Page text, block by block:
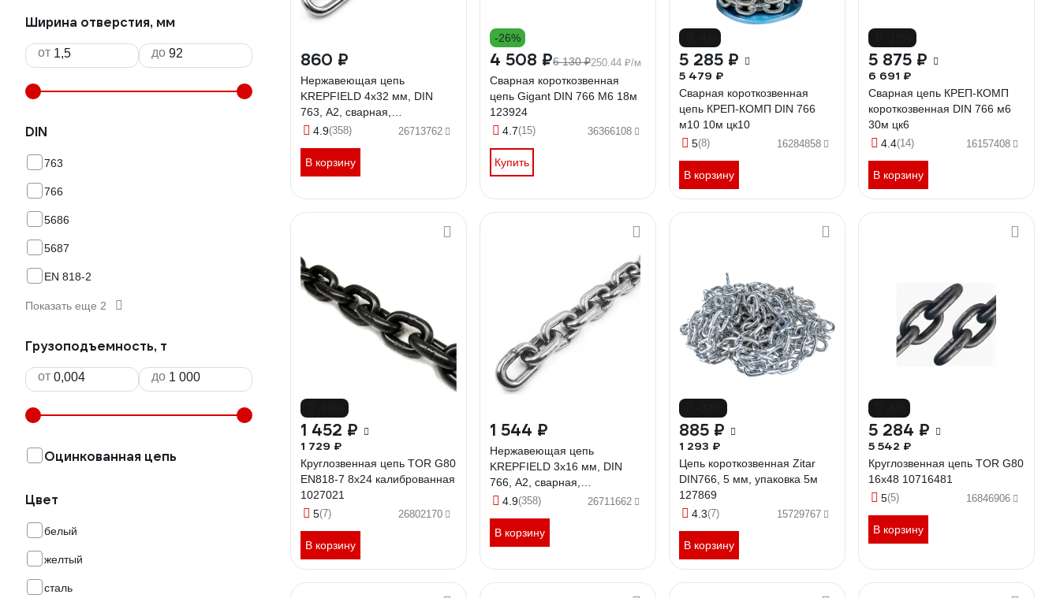
Ширина отверстия, мм
от до
DIN
763
766
5686
5687
EN 818-2
Показать еще 2
Грузоподъемность, т
от до
Оцинкованная цепь
Цвет
белый
желтый
сталь
860 ₽
Нержавеющая цепь
KREPFIELD 4x32 мм, DIN
763, А2, сварная,
длиннозвенная, 1 м
4.9(358) 26713762
В корзину
-26%
4 508 ₽6 130 ₽250.44 ₽/м
Сварная короткозвенная
цепь Gigant DIN 766 M6 18м
123924
4.7(15) 36366108
Купить
5 285 ₽
5 479 ₽
Сварная короткозвенная
цепь КРЕП-КОМП DIN 766
м10 10м цк10
5(8) 16284858
В корзину
5 875 ₽
6 691 ₽
Сварная цепь КРЕП-КОМП
короткозвенная DIN 766 м6
30м цк6
4.4(14) 16157408
В корзину
1 452 ₽
1 729 ₽
Круглозвенная цепь TOR G80
EN818-7 8x24 калиброванная
1027021
5(7) 26802170
В корзину
1 544 ₽
Нержавеющая цепь
KREPFIELD 3x16 мм, DIN
766, А2, сварная,
короткозвенная, 3 м
4.9(358) 26711662
В корзину
885 ₽
1 293 ₽
Цепь короткозвенная Zitar
DIN766, 5 мм, упаковка 5м
127869
4.3(7) 15729767
В корзину
5 284 ₽
5 542 ₽
Круглозвенная цепь TOR G80
16x48 10716481
5(5) 16846906
В корзину